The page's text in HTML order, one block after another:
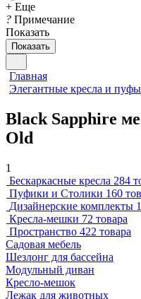
+ Еще
? Примечание
Показать
Показать
Главная
Элегантные кресла и
Black Sapphire
Old
1
Бескаркасные кресла 284
Пуфики и Столики 160
Дизайнерские комплекты
Кресла-мешки 72 товара
Пространство 422 товара
Садовая мебель
Шезлонг для бассейна
Модульный диван
Кресло-мешок
Лежак для животных